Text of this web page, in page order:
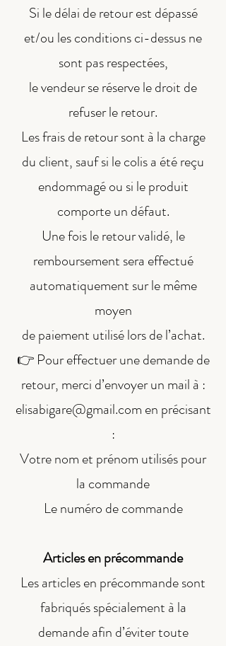
Si le délai de retour est dépassé
et/ou les conditions ci-dessus ne
sont pas respectées,
le vendeur se réserve le droit de
refuser le retour.
Les frais de retour sont à la charge
du client, sauf si le colis a été reçu
endommagé ou si le produit
comporte un défaut.
Une fois le retour validé, le
remboursement sera effectué
automatiquement sur le même
moyen
de paiement utilisé lors de l’achat.
👉 Pour effectuer une demande de
retour, merci d’envoyer un mail à :
elisabigare@gmail.com en précisant
:
Votre nom et prénom utilisés pour
la commande
Le numéro de commande
Articles en précommande
Les articles en précommande sont
fabriqués spécialement à la
demande afin d’éviter toute